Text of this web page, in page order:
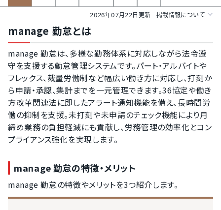
2026年07月22日更新 掲載情報について
manage 勤怠とは
manage 勤怠は、多様な勤務体系に対応しながら法令遵
守を支援する勤怠管理システムです。パート・アルバイトや
フレックス、裁量労働制など幅広い働き方に対応し、打刻か
ら申請・承認、集計までを一元管理できます。36協定や働き
方改革関連法に即したアラート通知機能を備え、長時間労
働の抑制を支援。未打刻や未申請のチェック機能により月
締め業務の負担軽減にも貢献し、労務管理の効率化とコン
プライアンス強化を実現します。
manage 勤怠の特徴・メリット
manage 勤怠の特徴やメリットを3つ紹介します。